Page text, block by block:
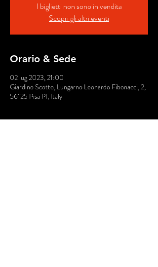
I biglietti non sono in vendita
Scopri gli altri eventi
Orario & Sede
02 lug 2023, 21:00
Giardino Scotto, Lungarno Leonardo Fibonacci, 2,
56125 Pisa PI, Italy